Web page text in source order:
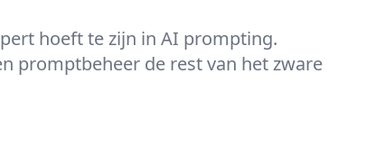
hoeft te zijn in AI prompting.
promptbeheer de rest van het zware